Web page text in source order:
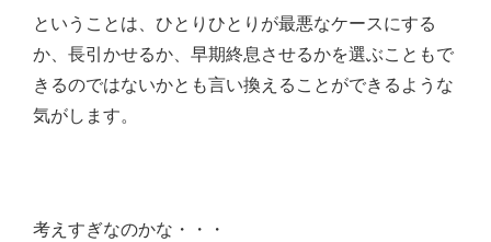
ということは、ひとりひとりが最悪なケースにする
か、長引かせるか、早期終息させるかを選ぶこともで
きるのではないかとも言い換えることができるような
気がします。
考えすぎなのかな・・・